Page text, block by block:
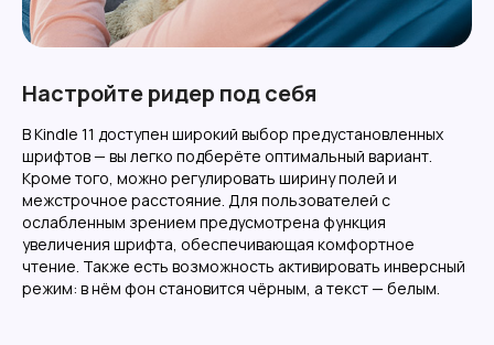
Настройте ридер под себя
В Kindle 11 доступен широкий выбор предустановленных
шрифтов — вы легко подберёте оптимальный вариант.
Кроме того, можно регулировать ширину полей и
межстрочное расстояние. Для пользователей с
ослабленным зрением предусмотрена функция
увеличения шрифта, обеспечивающая комфортное
чтение. Также есть возможность активировать инверсный
режим: в нём фон становится чёрным, а текст — белым.